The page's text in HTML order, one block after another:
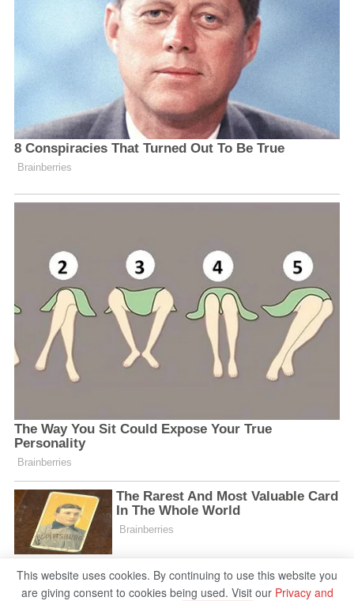
This website uses cookies. By continuing to use this website you
are giving consent to cookies being used. Visit our Privacy and